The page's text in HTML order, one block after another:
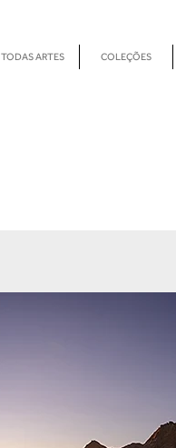
TODAS ARTES COLEÇÕES